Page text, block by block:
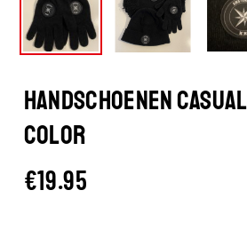
HANDSCHOENEN
COLOR
€19.95